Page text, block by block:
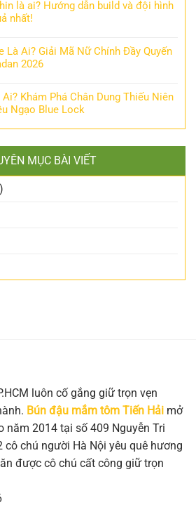
là ai? Hướng dẫn build và đội hình
nhất!
Là Ai? Giải Mã Nữ Chính Đầy Quyến
2026
Khám Phá Chân Dung Thiếu Niên
Ngạo Blue Lock
MỤC BÀI VIẾT
luôn cố gắng giữ trọn vẹn
Bún đậu mắm tôm Tiến Hải mở
năm 2014 tại số 409 Nguyễn Tri
cô chú người Hà Nội yêu quê hương
được cô chú cất công giữ trọn